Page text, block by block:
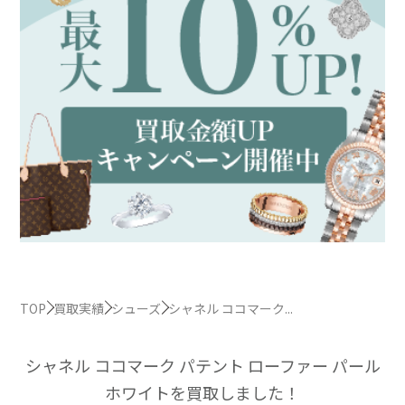
TOP 買取実績 シューズ シャネル ココマーク...
シャネル ココマーク パテント ローファー パール
ホワイトを買取しました！